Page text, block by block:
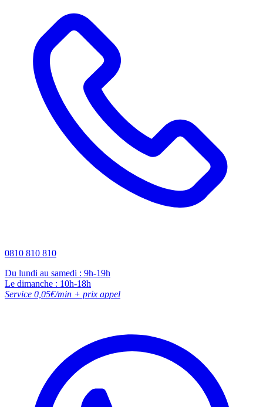
0810 810 810
Du lundi au samedi : 9h-19h
Le dimanche : 10h-18h
Service 0,05€/min + prix appel